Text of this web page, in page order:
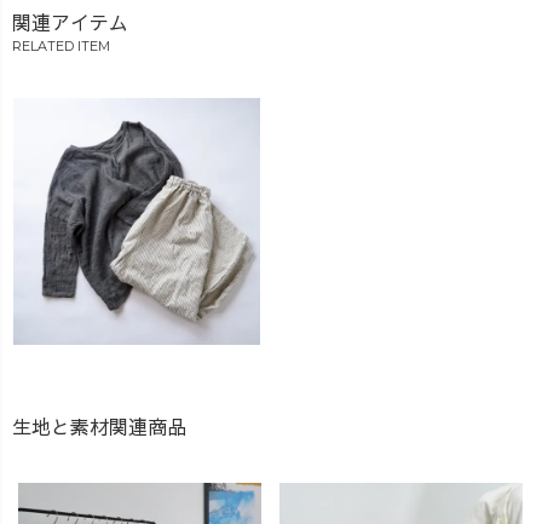
関連アイテム
RELATED ITEM
生地と素材関連商品